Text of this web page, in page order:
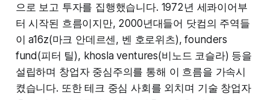
으로 보고 투자를 집행했습니다. 1972년 세콰이어부
터 시작된 흐름이지만, 2000년대들어 닷컴의 주역들
이 a16z(마크 안데르센, 벤 호로위츠), founders
fund(피터 틸), khosla ventures(비노드 코슬라) 등을
설립하며 창업자 중심주의를 통해 이 흐름을 가속시
켰습니다. 또한 테크 중심 사회를 외치며 기술 창업자